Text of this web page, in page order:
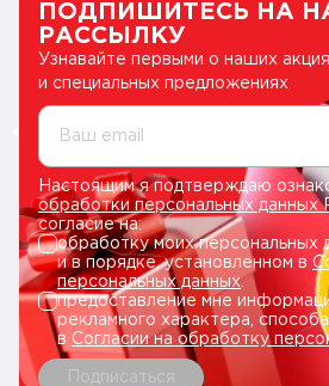
ПОДПИШИТЕСЬ НА
РАССЫЛКУ
Узнавайте первыми о наших
и специальных предложениях
Ваш email
Настоящим я подтверждаю
обработки персональных
согласие на:
обработку моих персональных
и в порядке, установленном в
персональных данных.
предоставление мне
рекламного характера,
в Согласии на обработку
Подписаться